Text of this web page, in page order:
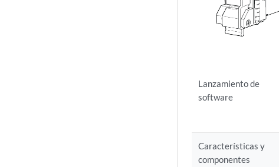
Lanzamiento de
software
Características y
componentes